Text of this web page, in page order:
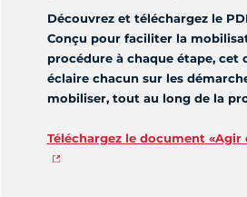
Découvrez et téléchargez le
Conçu pour faciliter la
procédure à chaque étape,
éclaire chacun sur les
mobiliser, tout au long de la
Téléchargez le document